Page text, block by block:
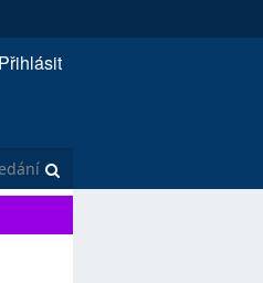
Přihlásit